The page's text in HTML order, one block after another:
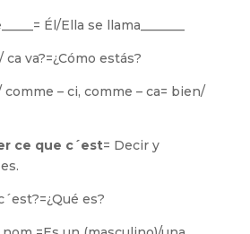
Él/Ella se llama_______
ca va?=¿Cómo estás?
comme – ci, comme – ca= bien/
ce que c´est= Decir y
es?